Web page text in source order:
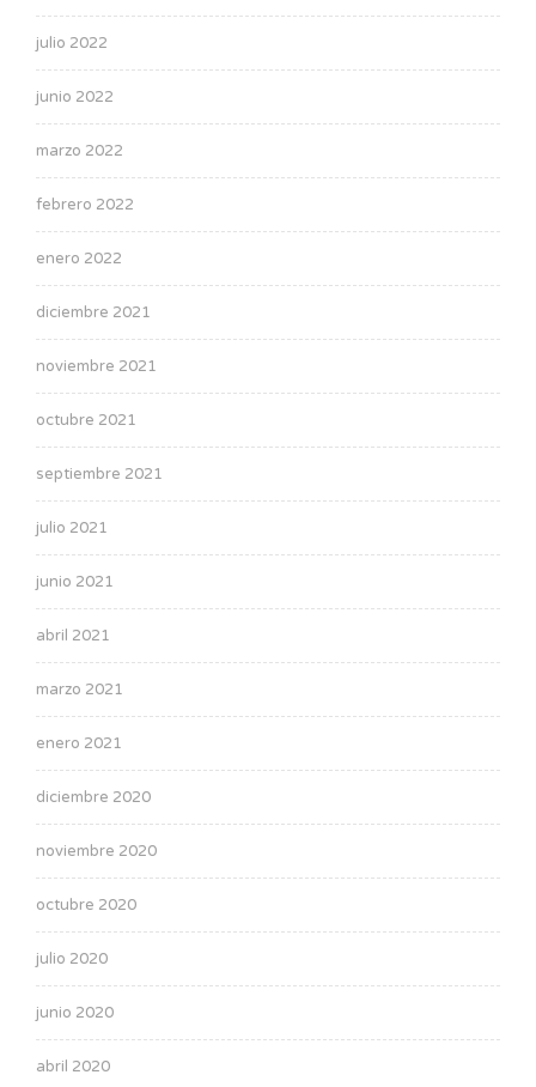
julio 2022
junio 2022
marzo 2022
febrero 2022
enero 2022
diciembre 2021
noviembre 2021
octubre 2021
septiembre 2021
julio 2021
junio 2021
abril 2021
marzo 2021
enero 2021
diciembre 2020
noviembre 2020
octubre 2020
julio 2020
junio 2020
abril 2020